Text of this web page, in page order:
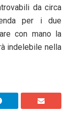
da circa
per i due
con mano la
indelebile nella